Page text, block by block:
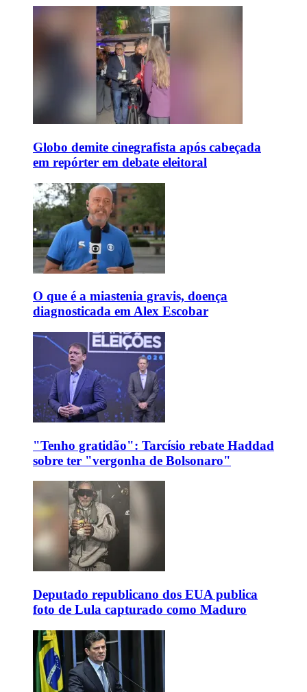
Globo demite cinegrafista após cabeçada
em repórter em debate eleitoral
O que é a miastenia gravis, doença
diagnosticada em Alex Escobar
"Tenho gratidão": Tarcísio rebate Haddad
sobre ter "vergonha de Bolsonaro"
Deputado republicano dos EUA publica
foto de Lula capturado como Maduro